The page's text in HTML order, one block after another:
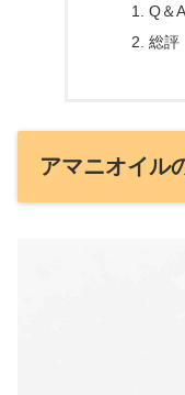
Q＆A
総評
アマニオイル